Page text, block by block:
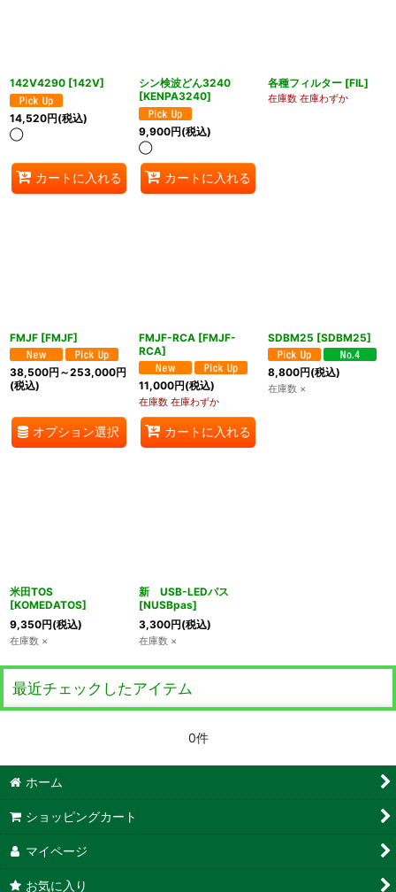
142V4290 [142V]
14,520円(税込)
◯
カートに入れる
シン検波どん3240
[KENPA3240]
9,900円(税込)
◯
カートに入れる
各種フィルター [FIL]
在庫数 在庫わずか
FMJF [FMJF]
38,500円 ～253,000円
(税込)
オプション選択
FMJF-RCA [FMJF-
RCA]
11,000円(税込)
在庫数 在庫わずか
カートに入れる
SDBM25 [SDBM25]
8,800円(税込)
在庫数 ×
米田TOS
[KOMEDATOS]
9,350円(税込)
在庫数 ×
新 USB-LEDパス
[NUSBpas]
3,300円(税込)
在庫数 ×
最近チェックしたアイテム
0件
ホーム
ショッピングカート
マイページ
お気に入り